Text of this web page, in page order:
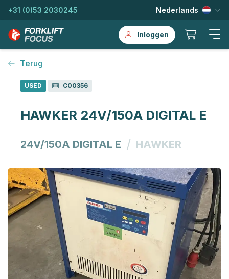
+31 (0)53 2030245 Nederlands
Inloggen
Terug
USED C00356
HAWKER 24V/150A DIGITAL E
24V/150A DIGITAL E / HAWKER